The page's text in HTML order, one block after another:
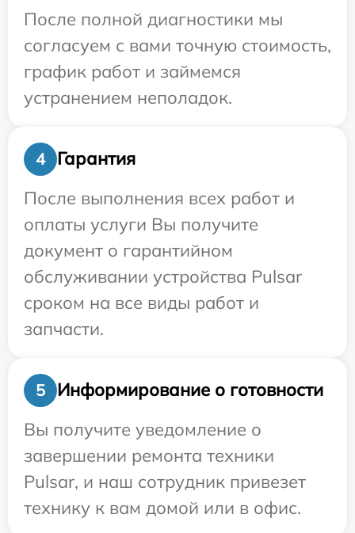
После полной диагностики мы
согласуем с вами точную стоимость,
график работ и займемся
устранением неполадок.
4
Гарантия
После выполнения всех работ и
оплаты услуги Вы получите
документ о гарантийном
обслуживании устройства Pulsar
сроком на все виды работ и
запчасти.
5
Информирование о готовности
Вы получите уведомление о
завершении ремонта техники
Pulsar, и наш сотрудник привезет
технику к вам домой или в офис.